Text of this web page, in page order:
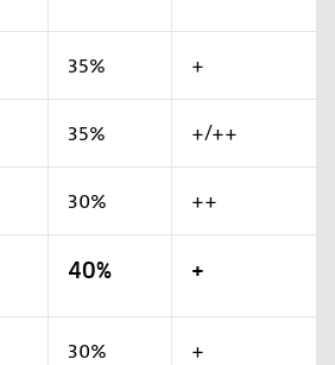
35% +
35% +/++
30% ++
40% +
30% +